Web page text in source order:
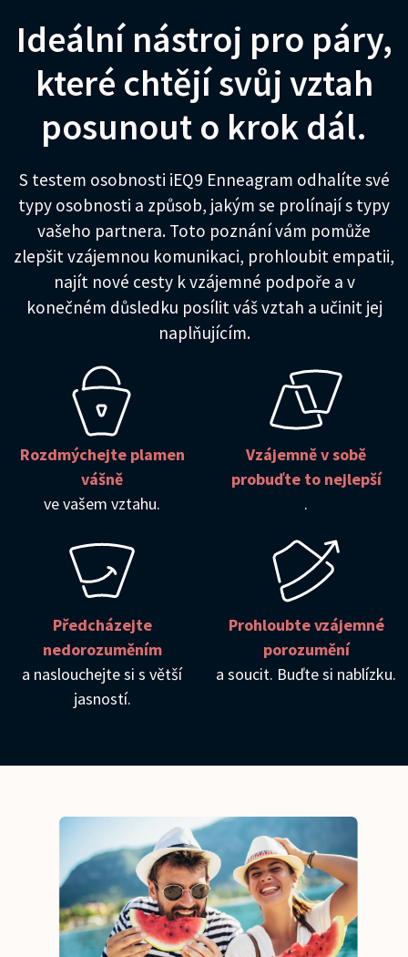
Ideální nástroj pro páry,
které chtějí svůj vztah
posunout o krok dál.
S testem osobnosti iEQ9 Enneagram odhalíte své
typy osobnosti a způsob, jakým se prolínají s typy
vašeho partnera. Toto poznání vám pomůže
zlepšit vzájemnou komunikaci, prohloubit empatii,
najít nové cesty k vzájemné podpoře a v
konečném důsledku posílit váš vztah a učinit jej
naplňujícím.
Rozdmýchejte plamen
vášně
ve vašem vztahu.
Vzájemně v sobě
probuďte to nejlepší
.
Předcházejte
nedorozuměním
a naslouchejte si s větší
jasností.
Prohloubte vzájemné
porozumění
a soucit. Buďte si nablízku.